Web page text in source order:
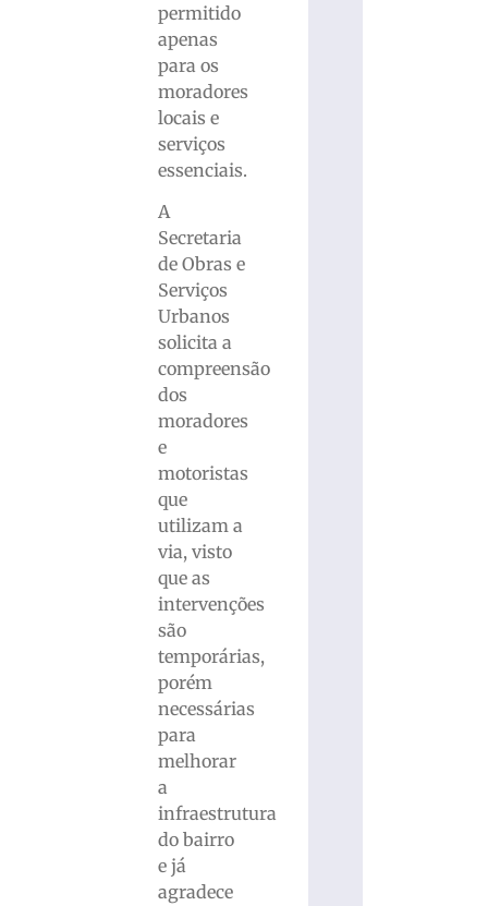
permitido
apenas
para os
moradores
locais e
serviços
essenciais.
A
Secretaria
de Obras e
Serviços
Urbanos
solicita a
compreensão
dos
moradores
e
motoristas
que
utilizam a
via, visto
que as
intervenções
são
temporárias,
porém
necessárias
para
melhorar
a
infraestrutura
do bairro
e já
agradece